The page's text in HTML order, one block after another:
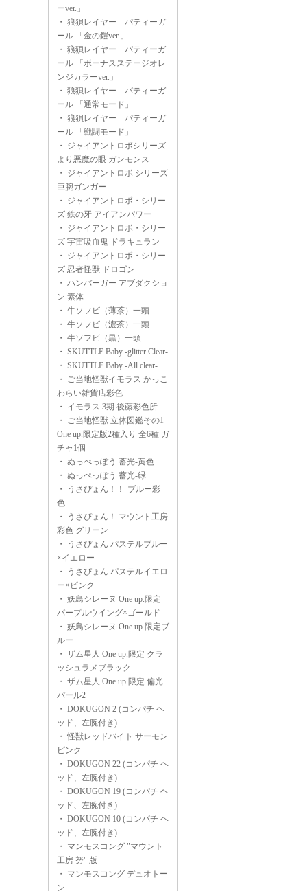
ーver.」
・ 狼狽レイヤー パティーガ
ール 「金の鎧ver.」
・ 狼狽レイヤー パティーガ
ール 「ボーナスステージオレ
ンジカラーver.」
・ 狼狽レイヤー パティーガ
ール 「通常モード」
・ 狼狽レイヤー パティーガ
ール 「戦闘モード」
・ ジャイアントロボシリーズ
より悪魔の眼 ガンモンス
・ ジャイアントロボ シリーズ
巨腕ガンガー
・ ジャイアントロボ・シリー
ズ 鉄の牙 アイアンパワー
・ ジャイアントロボ・シリー
ズ 宇宙吸血鬼 ドラキュラン
・ ジャイアントロボ・シリー
ズ 忍者怪獣 ドロゴン
・ ハンバーガー アブダクショ
ン 素体
・ 牛ソフビ（薄茶）一頭
・ 牛ソフビ（濃茶）一頭
・ 牛ソフビ（黒）一頭
・ SKUTTLE Baby -glitter Clear-
・ SKUTTLE Baby -All clear-
・ ご当地怪獣イモラス かっこ
わらい雑貨店彩色
・ イモラス 3期 後藤彩色所
・ ご当地怪獣 立体図鑑その1
One up.限定版2種入り 全6種 ガ
チャ1個
・ ぬっぺっぽう 蓄光-黄色
・ ぬっぺっぽう 蓄光-緑
・
うさぴょん！！-ブルー彩
色-
・
うさぴょん！ マウント工房
彩色 グリーン
・
うさぴょん パステルブルー
×イエロー
・
うさぴょん パステルイエロ
ー×ピンク
・ 妖鳥シレーヌ One up.限定
パープルウイング×ゴールド
・ 妖鳥シレーヌ One up.限定ブ
ルー
・ ザム星人 One up.限定 クラ
ッシュラメブラック
・ ザム星人 One up.限定 偏光
パール2
・ DOKUGON 2 (コンパチ ヘ
ッド、左腕付き)
・怪獣レッドバイト サーモン
ピンク
・ DOKUGON 22 (コンパチ ヘ
ッド、左腕付き)
・ DOKUGON 19 (コンパチ ヘ
ッド、左腕付き)
・ DOKUGON 10 (コンパチ ヘ
ッド、左腕付き)
・ マンモスコング "マウント
工房 努" 版
・ マンモスコング デュオトー
ン